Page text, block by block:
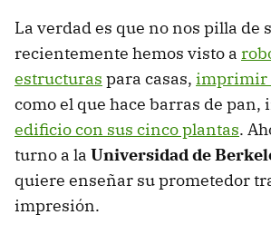
La verdad es que no nos pilla de
recientemente hemos visto a
estructuras para casas, imprimir
como el que hace barras de pan,
edificio con sus cinco plantas.
turno a la Universidad de
quiere enseñar su prometedor
impresión.